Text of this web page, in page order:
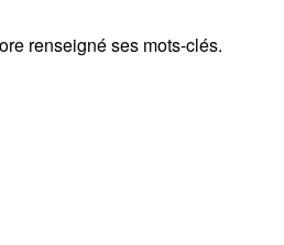
renseigné ses mots-clés.
e-mail